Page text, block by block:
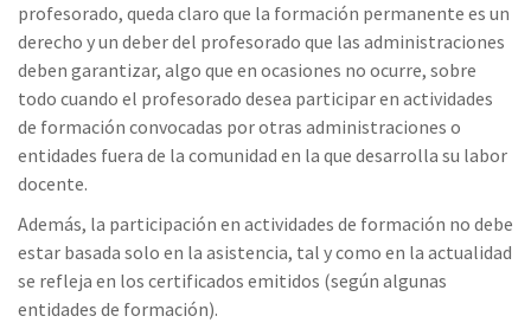
profesorado, queda claro que la formación permanente es un
derecho y un deber del profesorado que las administraciones
deben garantizar, algo que en ocasiones no ocurre, sobre
todo cuando el profesorado desea participar en actividades
de formación convocadas por otras administraciones o
entidades fuera de la comunidad en la que desarrolla su labor
docente.
Además, la participación en actividades de formación no debe
estar basada solo en la asistencia, tal y como en la actualidad
se refleja en los certificados emitidos (según algunas
entidades de formación).